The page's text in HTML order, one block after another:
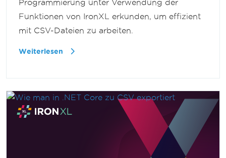
Programmierung unter Verwendung der
Funktionen von IronXL erkunden, um effizient
mit CSV-Dateien zu arbeiten.
Weiterlesen